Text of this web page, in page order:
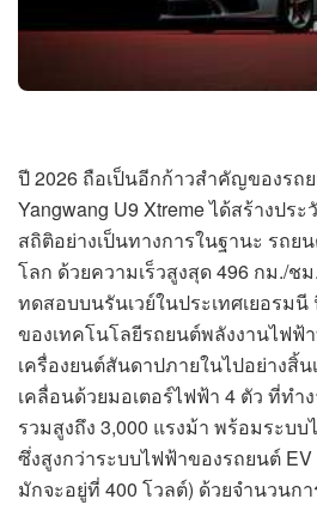
ปี 2026 ถือเป็นอีกก้าวสำคัญของรถ
Yangwang U9 Xtreme ได้สร้างปร
สถิติอย่างเป็นทางการในฐานะ รถย
โลก ด้วยความเร็วสูงสุด 496 กม./ช
ทดสอบบนรันเวย์ในประเทศเยอรม
ของเทคโนโลยีรถยนต์พลังงานไฟฟ้
เครื่องยนต์สันดาปภายในไปอย่างสิ้น
เคลื่อนด้วยมอเตอร์ไฟฟ้า 4 ตัว ที่ทำ
รวมสูงถึง 3,000 แรงม้า พร้อมระบ
ซึ่งสูงกว่าระบบไฟฟ้าของรถยนต์
มักจะอยู่ที่ 400 โวลต์) ด้วยจำนวนก